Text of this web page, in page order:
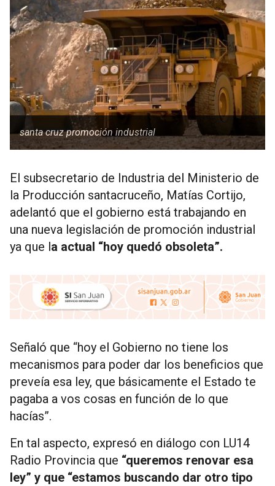
santa cruz promoción industrial
El subsecretario de Industria del Ministerio de
la Producción santacruceño, Matías Cortijo,
adelantó que el gobierno está trabajando en
una nueva legislación de promoción industrial
ya que la actual “hoy quedó obsoleta”.
Señaló que “hoy el Gobierno no tiene los
mecanismos para poder dar los beneficios que
preveía esa ley, que básicamente el Estado te
pagaba a vos cosas en función de lo que
hacías”.
En tal aspecto, expresó en diálogo con LU14
Radio Provincia que “queremos renovar esa
ley” y que “estamos buscando dar otro tipo